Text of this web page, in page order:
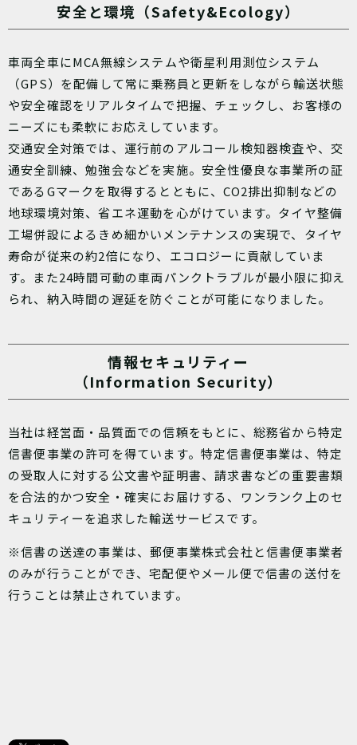
安全と環境（Safety&Ecology）
車両全車にMCA無線システムや衛星利用測位システム
（GPS）を配備して常に乗務員と更新をしながら輸送状態
や安全確認をリアルタイムで把握、チェックし、お客様の
ニーズにも柔軟にお応えしています。
交通安全対策では、運行前のアルコール検知器検査や、交
通安全訓練、勉強会などを実施。安全性優良な事業所の証
であるGマークを取得するとともに、CO2排出抑制などの
地球環境対策、省エネ運動を心がけています。タイヤ整備
工場併設によるきめ細かいメンテナンスの実現で、タイヤ
寿命が従来の約2倍になり、エコロジーに貢献していま
す。また24時間可動の車両パンクトラブルが最小限に抑え
られ、納入時間の遅延を防ぐことが可能になりました。
情報セキュリティー
（Information Security）
当社は経営面・品質面での信頼をもとに、総務省から特定
信書便事業の許可を得ています。特定信書便事業は、特定
の受取人に対する公文書や証明書、請求書などの重要書類
を合法的かつ安全・確実にお届けする、ワンランク上のセ
キュリティーを追求した輸送サービスです。
※信書の送達の事業は、郵便事業株式会社と信書便事業者
のみが行うことができ、宅配便やメール便で信書の送付を
行うことは禁止されています。